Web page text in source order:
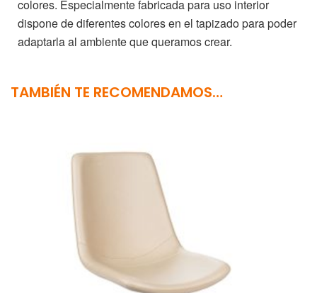
colores. Especialmente fabricada para uso interior
dispone de diferentes colores en el tapizado para poder
adaptarla al ambiente que queramos crear.
TAMBIÉN TE RECOMENDAMOS…